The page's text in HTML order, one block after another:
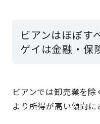
ビアンはほぼす
ゲイは金融・保
ビアンでは卸売業を
より所得が高い傾向に